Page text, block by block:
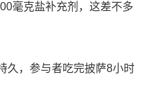
毫克盐补充剂，这差不多
，参与者吃完披萨8小时